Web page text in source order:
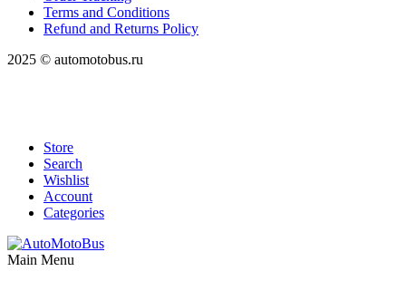
Terms and Conditions
Refund and Returns Policy
2025 © automotobus.ru
Store
Search
Wishlist
Account
Categories
Main Menu